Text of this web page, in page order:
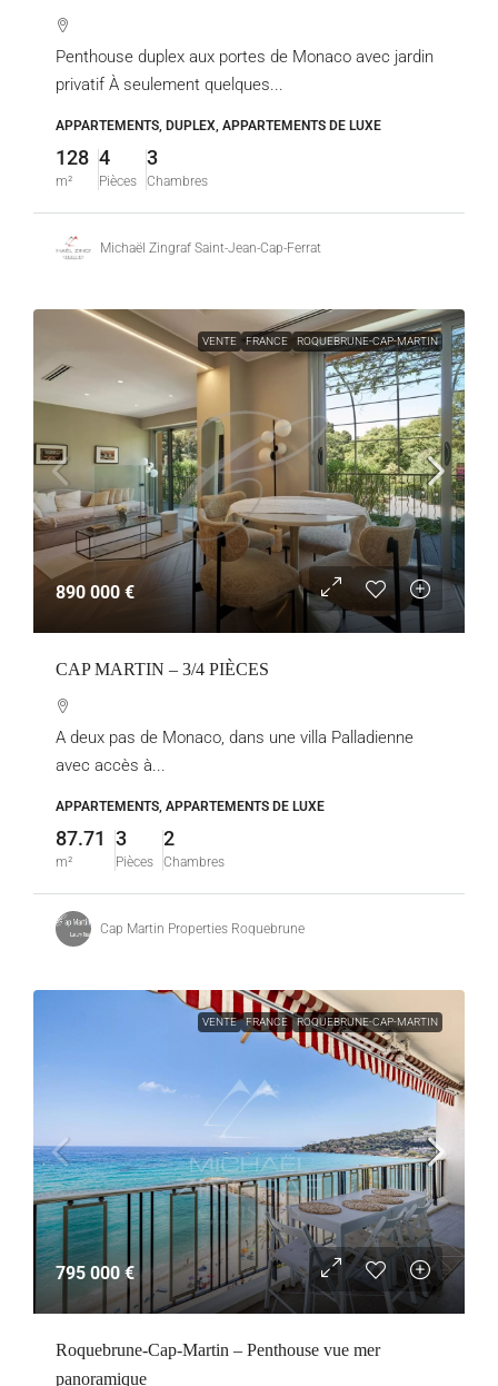
Penthouse duplex aux portes de Monaco avec jardin
privatif À seulement quelques...
APPARTEMENTS, DUPLEX, APPARTEMENTS DE LUXE
128
m²
4
Pièces
3
Chambres
Michaël Zingraf Saint-Jean-Cap-Ferrat
VENTE FRANCE ROQUEBRUNE-CAP-MARTIN
890 000 €
CAP MARTIN – 3/4 PIÈCES
A deux pas de Monaco, dans une villa Palladienne
avec accès à...
APPARTEMENTS, APPARTEMENTS DE LUXE
87.71
m²
3
Pièces
2
Chambres
Cap Martin Properties Roquebrune
VENTE FRANCE ROQUEBRUNE-CAP-MARTIN
795 000 €
Roquebrune-Cap-Martin – Penthouse vue mer
panoramique